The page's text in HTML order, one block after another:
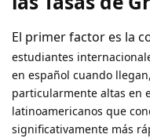
El primer factor es la
estudiantes
en español cuando
particularmente altas en
latinoamericanos que
significativamente más